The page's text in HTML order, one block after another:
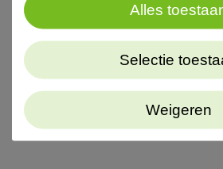
De nieuwe generatie is uitgerust
display. Alle parameters worden
display weergegeven.
Tijdelijk bij inruil van uw oude
500,- Scheu materiaal naar
Weigeren
Selectie
Alles